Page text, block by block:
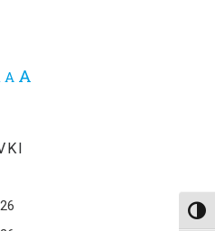
Decrease font size.
A Reset font size.
A